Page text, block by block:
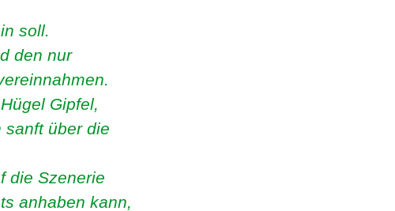
soll.
den nur
Gipfel,
sanft über die
die Szenerie
anhaben kann,